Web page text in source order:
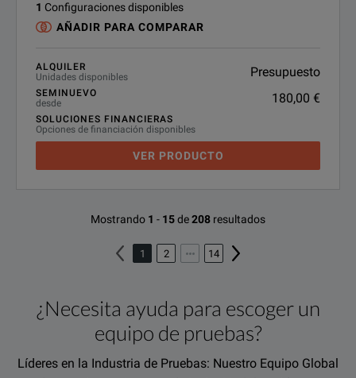
1 Configuraciones disponibles
AÑADIR PARA COMPARAR
ALQUILER
Unidades disponibles
Presupuesto
SEMINUEVO
desde
180,00 €
SOLUCIONES FINANCIERAS
Opciones de financiación disponibles
VER PRODUCTO
Mostrando 1 - 15de208 resultados
1 2 14
¿Necesita ayuda para escoger un
equipo de pruebas?
Líderes en la Industria de Pruebas: Nuestro Equipo Global